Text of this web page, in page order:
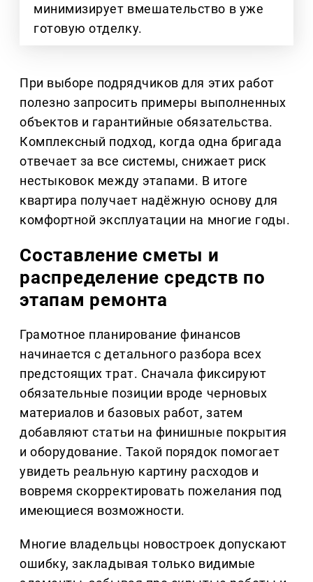
минимизирует вмешательство в уже
готовую отделку.
При выборе подрядчиков для этих работ
полезно запросить примеры выполненных
объектов и гарантийные обязательства.
Комплексный подход, когда одна бригада
отвечает за все системы, снижает риск
нестыковок между этапами. В итоге
квартира получает надёжную основу для
комфортной эксплуатации на многие годы.
Составление сметы и
распределение средств по
этапам ремонта
Грамотное планирование финансов
начинается с детального разбора всех
предстоящих трат. Сначала фиксируют
обязательные позиции вроде черновых
материалов и базовых работ, затем
добавляют статьи на финишные покрытия
и оборудование. Такой порядок помогает
увидеть реальную картину расходов и
вовремя скорректировать пожелания под
имеющиеся возможности.
Многие владельцы новостроек допускают
ошибку, закладывая только видимые